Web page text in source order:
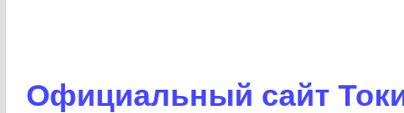
Официальный cайт